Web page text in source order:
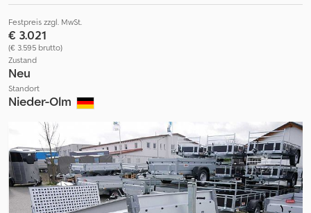
Festpreis zzgl. MwSt.
€ 3.021
(€ 3.595 brutto)
Zustand
Neu
Standort
Nieder-Olm